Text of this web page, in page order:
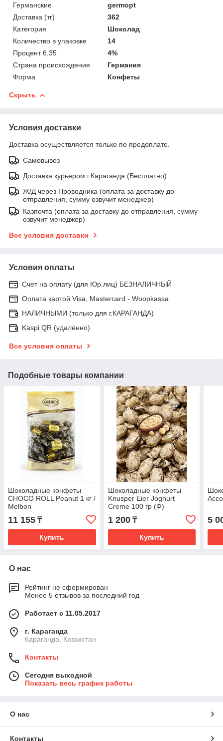
Германские
germopt
Доставка (тг)
362
Категория
Шоколад
Количество в упаковке
14
Процент 6,35
4%
Страна происхождения
Германия
Форма
Конфеты
Скрыть
Условия доставки
Доставка осуществляется только по предоплате.
Самовывоз
Доставка курьером г.Караганда (Бесплатно)
Ж/Д через Проводника (оплата за доставку до
отправления, сумму озвучит менеджер)
Казпочта (оплата за доставку до отправления, сумму
озвучит менеджер)
Все условия доставки
Условия оплаты
Счет на оплату (для Юр.лиц) БЕЗНАЛИЧНЫЙ
Оплата картой Visa, Mastercard - Woopkassa
НАЛИЧНЫМИ (только для г.КАРАГАНДА)
Kaspi QR (удалённо)
Все условия оплаты
Подобные товары компании
Шоколадные конфеты
CHOCO ROLL Peanut 1 кг /
Melbon
11 155 ₸
Купить
Шоколадные конфеты
Knusper Eier Joghurt
Creme 100 гр (Ф)
1 200₸
Купить
5
О нас
Рейтинг не сформирован
Менее 5 отзывов за последний год
Работает с 11.05.2017
г. Караганда
Караганда, Казахстан
Контакты
Сегодня выходной
Показать весь график работы
О нас
Контакты